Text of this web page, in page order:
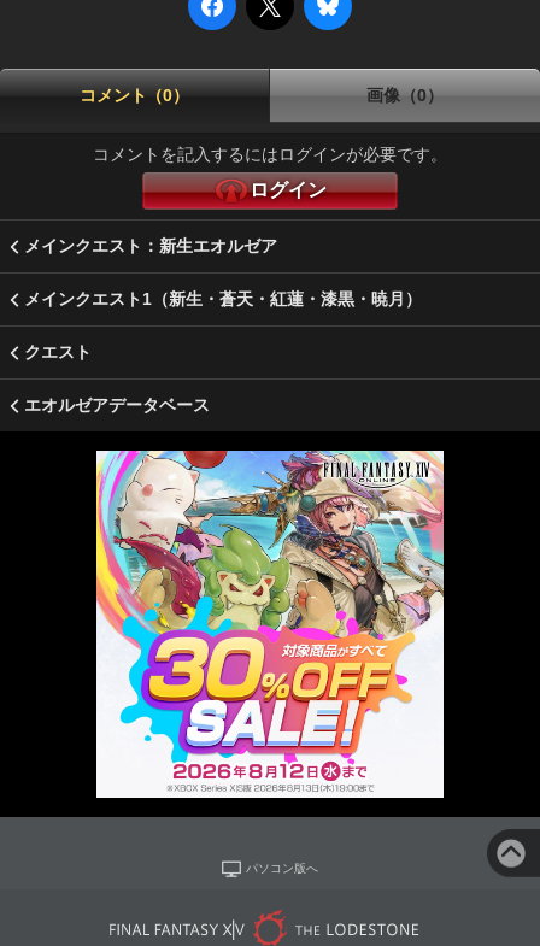
コメント（0） 画像（0）
コメントを記入するにはログインが必要です。
ログイン
メインクエスト：新生エオルゼア
メインクエスト1（新生・蒼天・紅蓮・漆黒・暁月）
クエスト
エオルゼアデータベース
パソコン版へ